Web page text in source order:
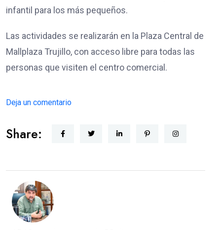
infantil para los más pequeños.
Las actividades se realizarán en la Plaza Central de
Mallplaza Trujillo, con acceso libre para todas las
personas que visiten el centro comercial.
Deja un comentario
Share: